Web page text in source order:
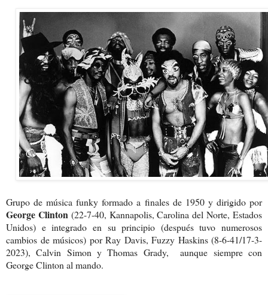
Grupo de música funky formado a finales de 1950 y dirigido por
George Clinton (22-7-40, Kannapolis, Carolina del Norte, Estados
Unidos) e integrado en su principio (después tuvo numerosos
cambios de músicos) por Ray Davis, Fuzzy Haskins (8-6-41/17-3-
2023), Calvin Simon y Thomas Grady,aunque siempre con
George Clinton al mando.